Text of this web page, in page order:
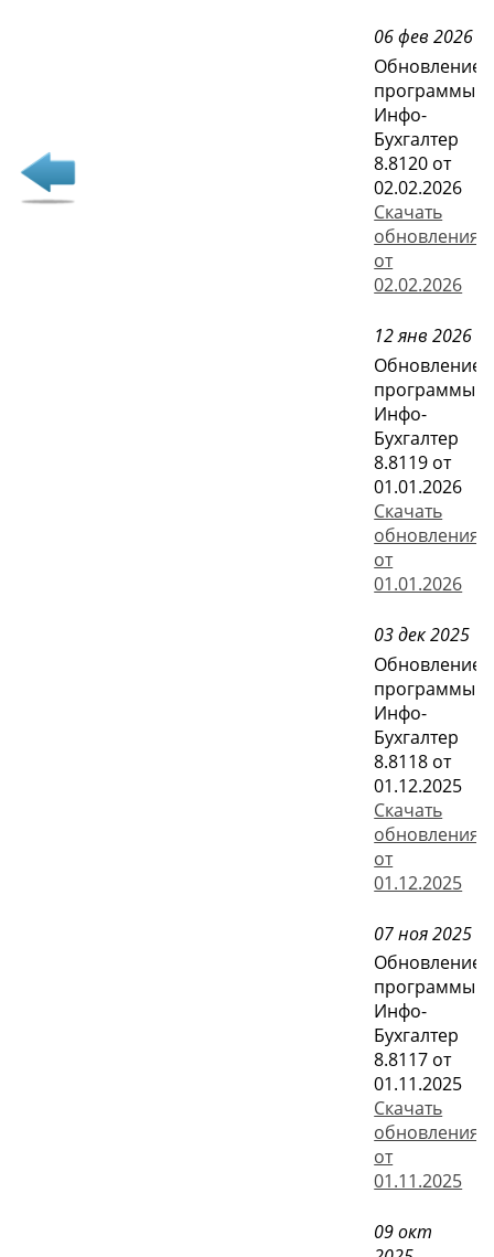
06 фев 2026
Обновление
программы
Инфо-
Бухгалтер
8.8120 от
02.02.2026
Скачать
обновления
от
02.02.2026
12 янв 2026
Обновление
программы
Инфо-
Бухгалтер
8.8119 от
01.01.2026
Скачать
обновления
от
01.01.2026
03 дек 2025
Обновление
программы
Инфо-
Бухгалтер
8.8118 от
01.12.2025
Скачать
обновления
от
01.12.2025
07 ноя 2025
Обновление
программы
Инфо-
Бухгалтер
8.8117 от
01.11.2025
Скачать
обновления
от
01.11.2025
09 окт